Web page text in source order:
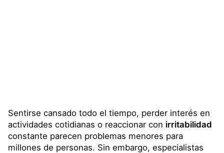
Sentirse cansado todo el tiempo, perder interés en
actividades cotidianas o reaccionar con irritabilidad
constante parecen problemas menores para
millones de personas. Sin embargo, especialistas